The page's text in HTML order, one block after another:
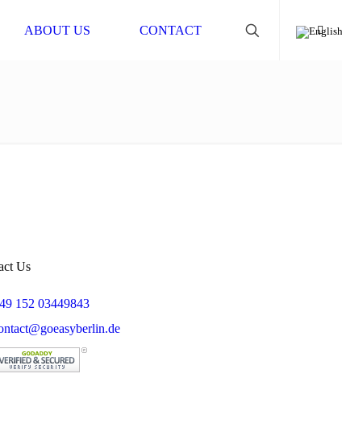
ABOUT US CONTACT
Us
152 03449843